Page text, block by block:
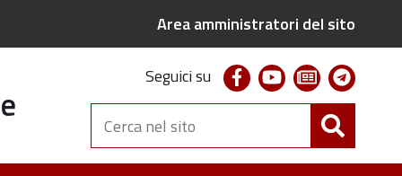
Area amministratori del sito
Seguici su facebookyoutubenewsletter
Cerca
nel
sito